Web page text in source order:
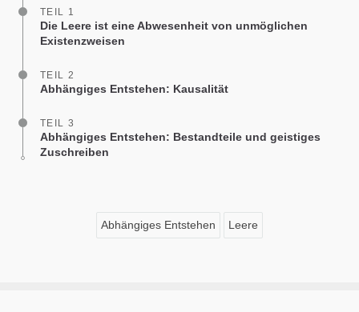
TEIL 1
Die Leere ist eine Abwesenheit von unmöglichen
Existenzweisen
TEIL 2
Abhängiges Entstehen: Kausalität
TEIL 3
Abhängiges Entstehen: Bestandteile und geistiges
Zuschreiben
Abhängiges Entstehen Leere